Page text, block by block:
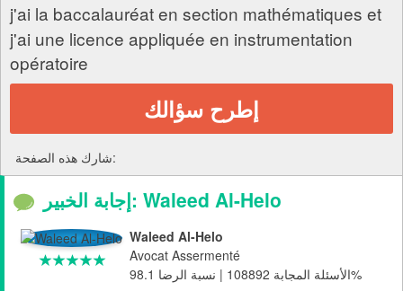
j'ai la baccalauréat en section mathématiques et
j'ai une licence appliquée en instrumentation
opératoire
إطرح سؤالك
شارك هذه الصفحة:
إجابة الخبير: Waleed Al-Helo
Waleed Al-Helo
Avocat Assermenté
الأسئلة المجابة 108892 | نسبة الرضا 98.1%